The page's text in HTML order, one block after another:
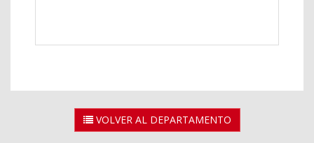
VOLVER AL DEPARTAMENTO